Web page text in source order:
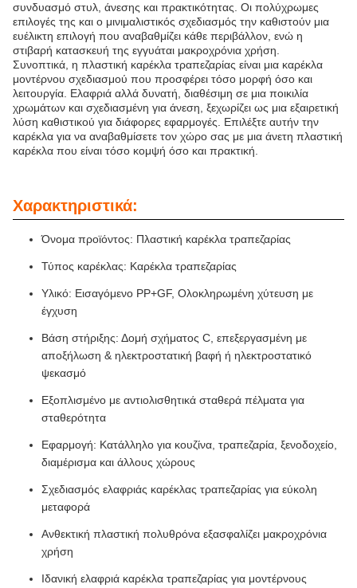
συνδυασμό στυλ, άνεσης και πρακτικότητας. Οι πολύχρωμες
επιλογές της και ο μινιμαλιστικός σχεδιασμός την καθιστούν μια
ευέλικτη επιλογή που αναβαθμίζει κάθε περιβάλλον, ενώ η
στιβαρή κατασκευή της εγγυάται μακροχρόνια χρήση.
Συνοπτικά, η πλαστική καρέκλα τραπεζαρίας είναι μια καρέκλα
μοντέρνου σχεδιασμού που προσφέρει τόσο μορφή όσο και
λειτουργία. Ελαφριά αλλά δυνατή, διαθέσιμη σε μια ποικιλία
χρωμάτων και σχεδιασμένη για άνεση, ξεχωρίζει ως μια εξαιρετική
λύση καθιστικού για διάφορες εφαρμογές. Επιλέξτε αυτήν την
καρέκλα για να αναβαθμίσετε τον χώρο σας με μια άνετη πλαστική
καρέκλα που είναι τόσο κομψή όσο και πρακτική.
Χαρακτηριστικά:
Όνομα προϊόντος: Πλαστική καρέκλα τραπεζαρίας
Τύπος καρέκλας: Καρέκλα τραπεζαρίας
Υλικό: Εισαγόμενο PP+GF, Ολοκληρωμένη χύτευση με
έγχυση
Βάση στήριξης: Δομή σχήματος C, επεξεργασμένη με
αποξήλωση & ηλεκτροστατική βαφή ή ηλεκτροστατικό
ψεκασμό
Εξοπλισμένο με αντιολισθητικά σταθερά πέλματα για
σταθερότητα
Εφαρμογή: Κατάλληλο για κουζίνα, τραπεζαρία, ξενοδοχείο,
διαμέρισμα και άλλους χώρους
Σχεδιασμός ελαφριάς καρέκλας τραπεζαρίας για εύκολη
μεταφορά
Ανθεκτική πλαστική πολυθρόνα εξασφαλίζει μακροχρόνια
χρήση
Ιδανική ελαφριά καρέκλα τραπεζαρίας για μοντέρνους